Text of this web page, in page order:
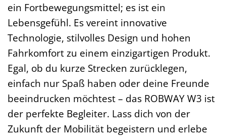
ein Fortbewegungsmittel; es ist ein
Lebensgefühl. Es vereint innovative
Technologie, stilvolles Design und hohen
Fahrkomfort zu einem einzigartigen Produkt.
Egal, ob du kurze Strecken zurücklegen,
einfach nur Spaß haben oder deine Freunde
beeindrucken möchtest – das ROBWAY W3 ist
der perfekte Begleiter. Lass dich von der
Zukunft der Mobilität begeistern und erlebe